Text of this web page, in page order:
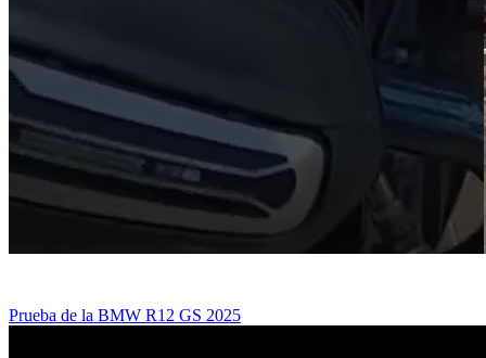
Prueba de la BMW R12 GS 2025